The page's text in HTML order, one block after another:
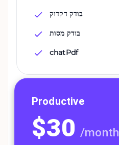
בודק דקדוק
בודק מסות
chatPdf
Productive
$30 /month